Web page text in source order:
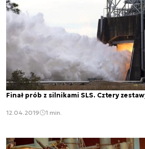
Finał prób z silnikami SLS. Cztery
12.04.2019 1 min.